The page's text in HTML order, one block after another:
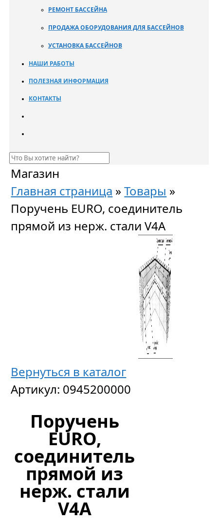
РЕМОНТ БАССЕЙНА
ПРОДАЖА ОБОРУДОВАНИЯ ДЛЯ БАССЕЙНОВ
УСТАНОВКА БАССЕЙНОВ
НАШИ РАБОТЫ
ПОЛЕЗНАЯ ИНФОРМАЦИЯ
КОНТАКТЫ
Магазин
Главная страница »Товары »
Поручень EURO, соединитель
прямой из нерж. стали V4A
Вернуться в каталог
Артикул: 0945200000
Поручень
EURO,
соединитель
прямой из
нерж. стали
V4A